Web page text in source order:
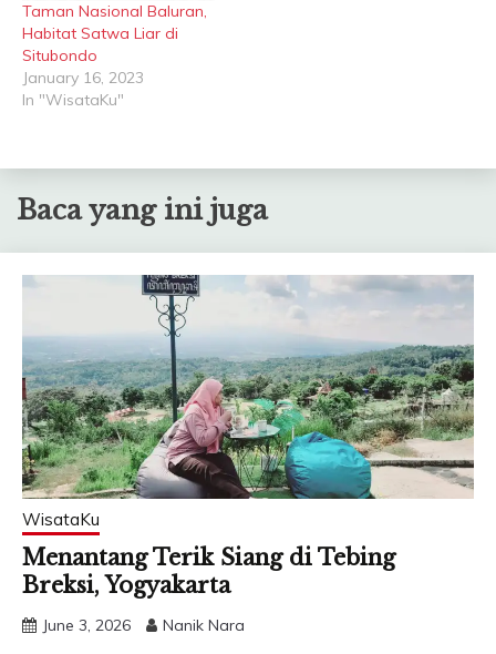
Taman Nasional Baluran,
Habitat Satwa Liar di
Situbondo
January 16, 2023
In "WisataKu"
Baca yang ini juga
WisataKu
Menantang Terik Siang di Tebing
Breksi, Yogyakarta
June 3, 2026 Nanik Nara